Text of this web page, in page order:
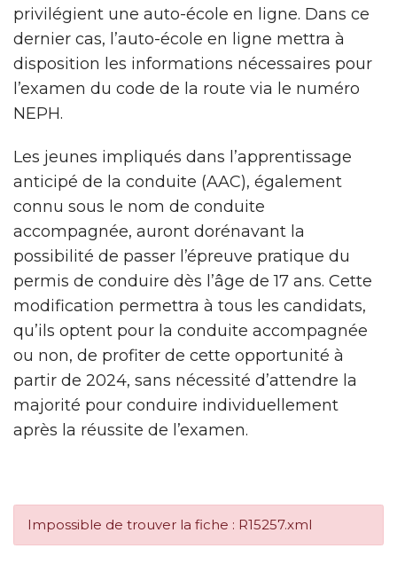
privilégient une auto-école en ligne. Dans ce
dernier cas, l’auto-école en ligne mettra à
disposition les informations nécessaires pour
l’examen du code de la route via le numéro
NEPH.
Les jeunes impliqués dans l’apprentissage
anticipé de la conduite (AAC), également
connu sous le nom de conduite
accompagnée, auront dorénavant la
possibilité de passer l’épreuve pratique du
permis de conduire dès l’âge de 17 ans. Cette
modification permettra à tous les candidats,
qu’ils optent pour la conduite accompagnée
ou non, de profiter de cette opportunité à
partir de 2024, sans nécessité d’attendre la
majorité pour conduire individuellement
après la réussite de l’examen.
Impossible de trouver la fiche : R15257.xml